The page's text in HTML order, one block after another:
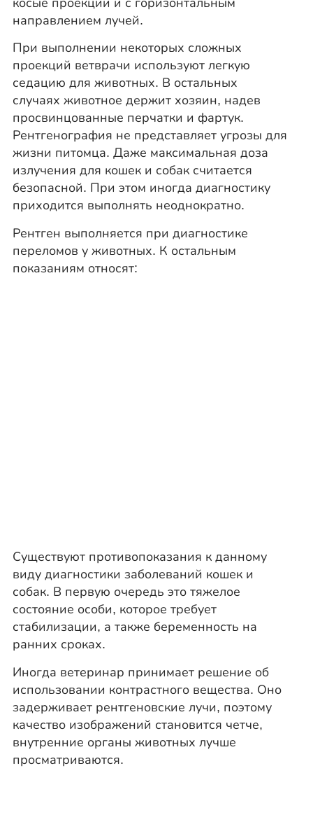
направлением лучей.
При выполнении некоторых сложных
проекций ветврачи используют легкую
седацию для животных. В остальных
случаях животное держит хозяин, надев
просвинцованные перчатки и фартук.
Рентгенография не представляет угрозы для
жизни питомца. Даже максимальная доза
излучения для кошек и собак считается
безопасной. При этом иногда диагностику
приходится выполнять неоднократно.
Рентген выполняется при диагностике
переломов у животных. К остальным
показаниям относят:
Существуют противопоказания к данному
виду диагностики заболеваний кошек и
собак. В первую очередь это тяжелое
состояние особи, которое требует
стабилизации, а также беременность на
ранних сроках.
Иногда ветеринар принимает решение об
использовании контрастного вещества. Оно
задерживает рентгеновские лучи, поэтому
качество изображений становится четче,
внутренние органы животных лучше
просматриваются.